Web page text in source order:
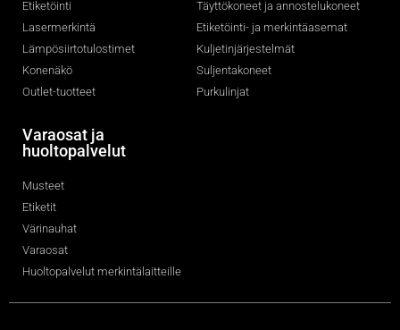
Etiketöinti
Lasermerkintä
Lämpösiirtotulostimet
Konenäkö
Outlet-tuotteet
Täyttökoneet ja annostelukoneet
Etiketöinti- ja merkintäasemat
Kuljetinjärjestelmät
Suljentakoneet
Purkulinjat
Varaosat ja
huoltopalvelut
Musteet
Etiketit
Värinauhat
Varaosat
Huoltopalvelut merkintälaitteille